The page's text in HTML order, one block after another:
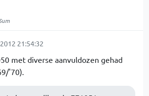
21:54:32
met diverse aanvuldozen gehad
'70).